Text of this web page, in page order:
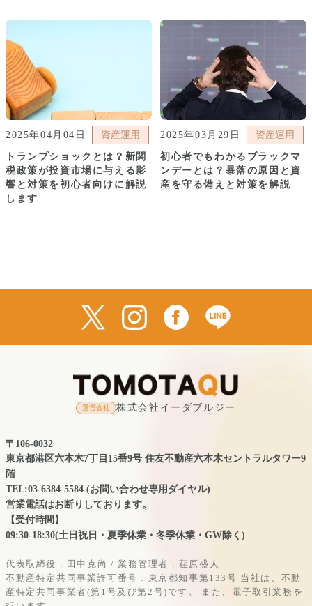
2025年04月04日 資産運用
トランプショックとは？新関
税政策が投資市場に与える影
響と対策を初心者向けに解説
します
2025年03月29日 資産運用
初心者でもわかるブラックマ
ンデーとは？暴落の原因と資
産を守る備えと対策を解説
運営会社 株式会社イーダブルジー
〒106-0032
東京都港区六本木7丁目15番9号 住友不動産六本木セントラルタワー9
階
TEL:03-6384-5584 (お問い合わせ専用ダイヤル)
営業電話はお断りしております。
【受付時間】
09:30-18:30(土日祝日・夏季休業・冬季休業・GW除く)
代表取締役 : 田中克尚 / 業務管理者 : 荏原盛人
不動産特定共同事業許可番号 : 東京都知事第133号 当社は、不動
産特定共同事業者(第1号及び第2号)です。
また、電子取引業務を